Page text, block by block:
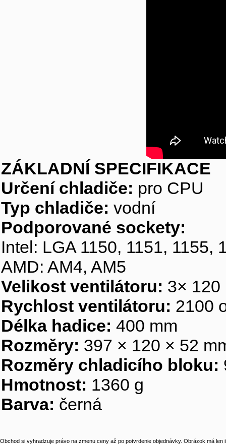
ZÁKLADNÍ SPECIFIKACE
Určení chladiče: pro CPU
Typ chladiče: vodní
Podporované sockety:
Intel: LGA 1150, 1151, 1155,
AMD: AM4, AM5
Velikost ventilátoru: 3× 120
Rychlost ventilátoru: 2100
Délka hadice: 400 mm
Rozměry: 397 × 120 × 52
Rozměry chladicího bloku:
Hmotnost: 1360 g
Barva: černá
Obchod si vyhradzuje právo na zmenu ceny až po potvrdenie objednávky. Obrázok má len